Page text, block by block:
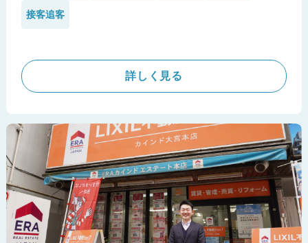
特に、新規開業の不動産会社様は必見の内容です
す。
接客追客
詳しく見る